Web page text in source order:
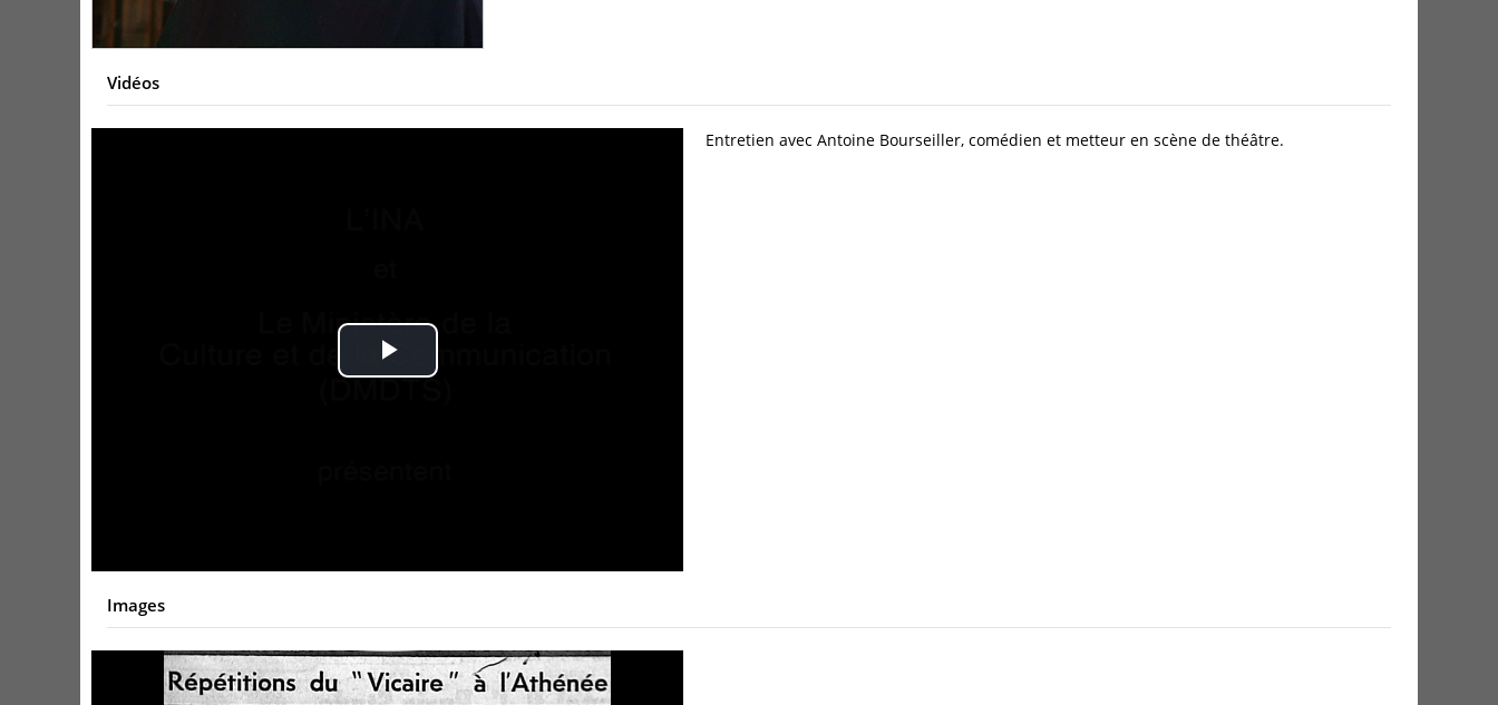
Vidéos
Play
Entretien avec Antoine Bourseiller, comédien et metteur en scène de théâtre.
Images